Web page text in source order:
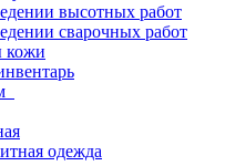
высотных работ
сварочных работ
кожи
одежда